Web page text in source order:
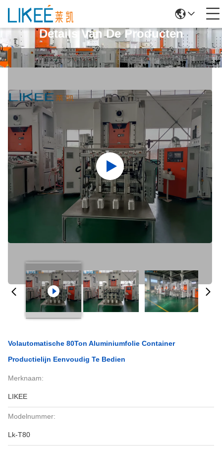
Details Van De Producten
Volautomatische 80Ton Aluminiumfolie Container
Productielijn Eenvoudig Te Bedien
Merknaam:
LIKEE
Modelnummer:
Lk-T80